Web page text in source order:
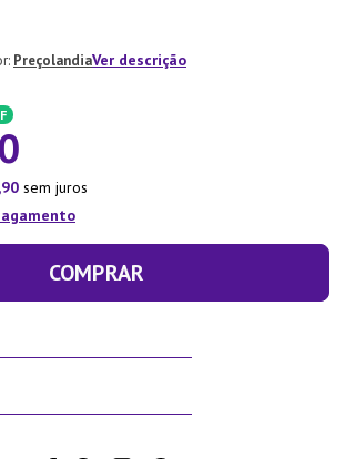
PreçolandiaVer descrição
,90 sem juros
COMPRAR